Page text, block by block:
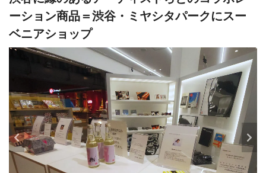
ーション商品＝渋谷・ミヤシタパークにスー
ベニアショップ